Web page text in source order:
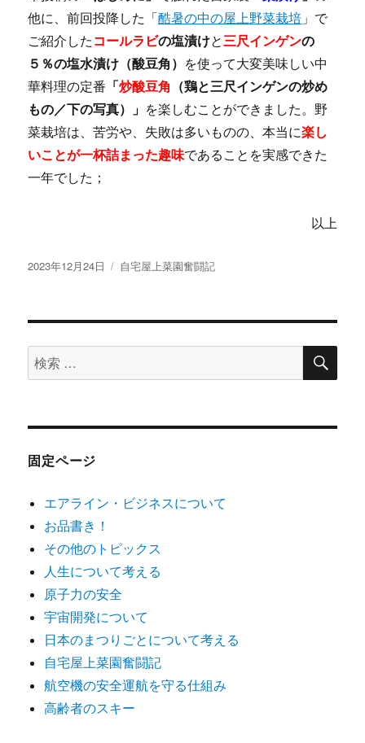
他に、前回投降した「酷暑の中の屋上野菜栽培 」で
ご紹介した コールラビの塩漬けと三尺インゲンの
５％の塩水漬け（酸豆角） を使って大変美味しい中
華料理の定番 「炒酸豆角 （鶏と三尺インゲンの炒め
もの／下の写真）」 を楽しむことができました。野
菜栽培は、苦労や、失敗は多いものの、本当に楽し
いことが一杯詰まった趣味であることを実感できた
一年でした；
以上
投
2023年12月24日
カ
リ
自宅屋上菜園奮闘記
検
索
象:
検
固定ページ
エアライン・ビジネスについて
お品書き！
その他のトピックス
人生について考える
原子力の安全
宇宙開発について
日本のまつりごとについて考える
自宅屋上菜園奮闘記
航空機の安全運航を守る仕組み
高齢者のスキー